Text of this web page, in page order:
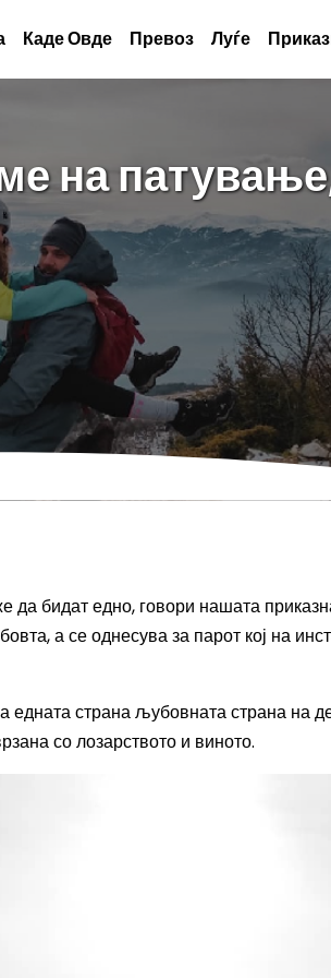
Каде Овде Превоз Луѓе
на
бидат едно, говори нашата
а се однесува за парот кој на
едната страна љубовната страна на
со лозарството и виното.